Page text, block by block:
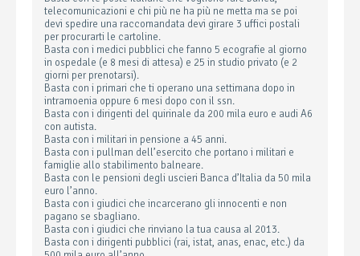
telecomunicazioni e chi più ne ha più ne metta ma se poi
devi spedire una raccomandata devi girare 3 uffici postali
per procurarti le cartoline.
Basta con i medici pubblici che fanno 5 ecografie al giorno
in ospedale (e 8 mesi di attesa) e 25 in studio privato (e 2
giorni per prenotarsi).
Basta con i primari che ti operano una settimana dopo in
intramoenia oppure 6 mesi dopo con il ssn.
Basta con i dirigenti del quirinale da 200 mila euro e audi A6
con autista.
Basta con i militari in pensione a 45 anni.
Basta con i pullman dell’esercito che portano i militari e
famiglie allo stabilimento balneare.
Basta con le pensioni degli uscieri Banca d’Italia da 50 mila
euro l’anno.
Basta con i giudici che incarcerano gli innocenti e non
pagano se sbagliano.
Basta con i giudici che rinviano la tua causa al 2013.
Basta con i dirigenti pubblici (rai, istat, anas, enac, etc.) da